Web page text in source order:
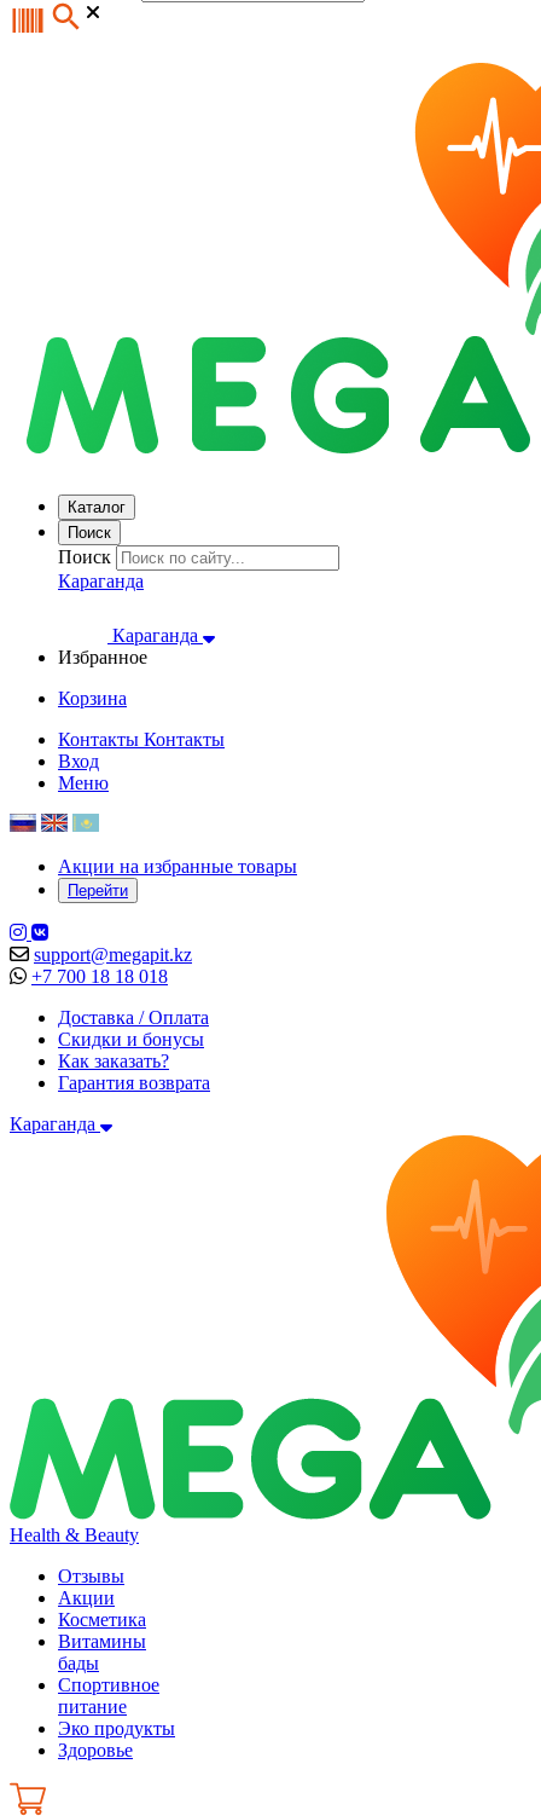
Каталог
Поиск
Поиск
Караганда
Караганда
Избранное
Корзина
Контакты Контакты
Вход
Меню
Акции на избранные товары
Перейти
support@megapit.kz
+7 700 18 18 018
Доставка / Оплата
Скидки и бонусы
Как заказать?
Гарантия возврата
Караганда
Health & Beauty
Отзывы
Акции
Косметика
Витамины
бады
Спортивное
питание
Эко продукты
Здоровье